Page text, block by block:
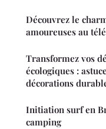
Découvrez le
amoureuses au
Transformez vos
écologiques :
décorations
Initiation surf en
camping